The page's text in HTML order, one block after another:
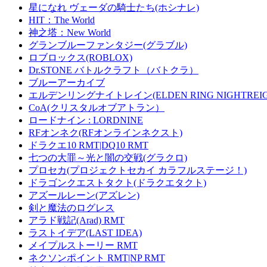
星になれ ヴェーダの騎士たち(ホシナレ)
HIT：The World
神之塔：New World
グランブルーファンタジー(グラブル)
ロブロックス(ROBLOX)
Dr.STONE バトルクラフト（バトクラ）
ブルーアーカイブ
エルデンリングナイトレイン(ELDEN RING
CoA(クリスタルオブアトラン）
ロードナイン : LORDNINE
RFオンネク(RFオンラインネクスト)
ドラクエ10 RMT|DQ10 RMT
七つの大罪～光と闇の交戦(グラクロ)
プロセカ(プロジェクトセカイ カラフルステージ！)
ドラゴンクエストタクト(ドラクエタクト)
アズールレーン(アズレン)
剣と魔法のログレス
アラド戦記(Arad) RMT
ラストイデア(LAST IDEA)
メイプルストーリー RMT
ネクソンポイント RMT|NP RMT